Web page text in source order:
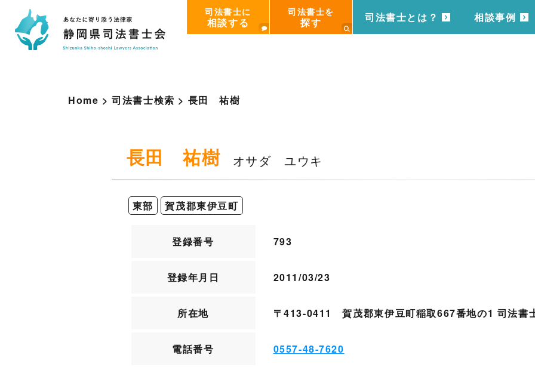
司法書士に
相談する
司法書士を
探す 司法書士とは？ 相談事例
Home >司法書士検索 > 長田 祐樹
長田 祐樹 オサダ ユウキ
東部 賀茂郡東伊豆町
登録番号 793
登録年月日 2011/03/23
所在地 〒413-0411 賀茂郡東伊豆町稲取667番地の1 司法書
電話番号 0557-48-7620